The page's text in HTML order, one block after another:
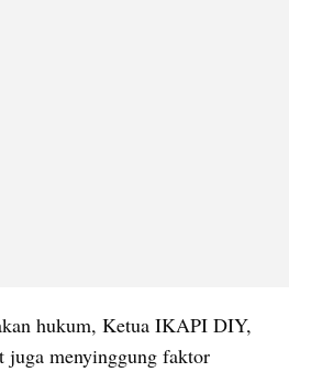
hukum, Ketua IKAPI DIY,
juga menyinggung faktor